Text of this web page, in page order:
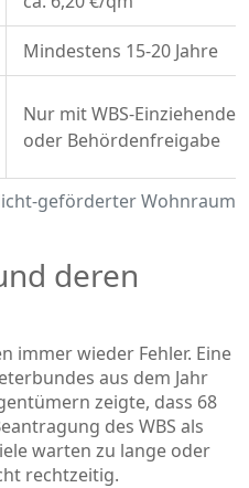
geförderter Wohnraum
Mindestens 15-20 Jahre
Nur mit WBS-
oder Behördenfreigabe
deren
immer wieder Fehler. Eine
aus dem Jahr
zeigte, dass 68
des WBS als
warten zu lange oder
rechtzeitig.